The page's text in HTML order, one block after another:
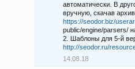
автоматически. В
вручную, скачав
https://seodor.biz/
public/engine/parsers/
2. Шаблоны для 5-й
http://seodor.ru/
14.08.18